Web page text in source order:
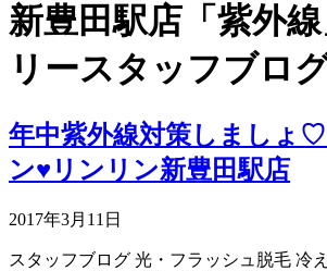
新豊田駅店「紫外
リースタッフブロ
年中紫外線対策しましょ
ン♥リンリン新豊田駅店
2017年3月11日
スタッフブログ 光・フラッシュ脱毛 冷